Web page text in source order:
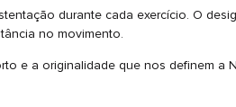
durante cada exercício. O
no movimento.
e a originalidade que nos definem a